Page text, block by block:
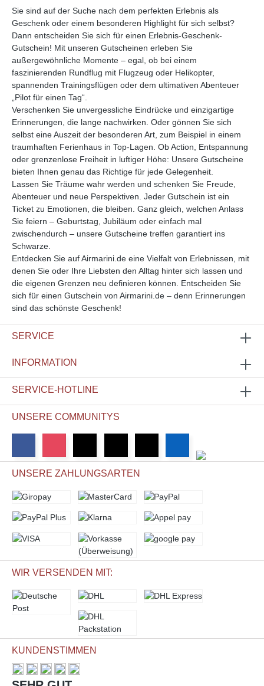
Sie sind auf der Suche nach dem perfekten Erlebnis als
Geschenk oder einem besonderen Highlight für sich selbst?
Dann entscheiden Sie sich für einen Erlebnis-Geschenk-
Gutschein! Mit unseren Gutscheinen erleben Sie
außergewöhnliche Momente – egal, ob bei einem
faszinierenden Rundflug mit Flugzeug oder Helikopter,
spannenden Trainingsflügen oder dem ultimativen Abenteuer
„Pilot für einen Tag“.
Verschenken Sie unvergessliche Eindrücke und einzigartige
Erinnerungen, die lange nachwirken. Oder gönnen Sie sich
selbst eine Auszeit der besonderen Art, zum Beispiel in einem
traumhaften Ferienhaus in Top-Lagen. Ob Action, Entspannung
oder grenzenlose Freiheit in luftiger Höhe: Unsere Gutscheine
bieten Ihnen genau das Richtige für jede Gelegenheit.
Lassen Sie Träume wahr werden und schenken Sie Freude,
Abenteuer und neue Perspektiven. Jeder Gutschein ist ein
Ticket zu Emotionen, die bleiben. Ganz gleich, welchen Anlass
Sie feiern – Geburtstag, Jubiläum oder einfach mal
zwischendurch – unsere Gutscheine treffen garantiert ins
Schwarze.
Entdecken Sie auf Airmarini.de eine Vielfalt von Erlebnissen, mit
denen Sie oder Ihre Liebsten den Alltag hinter sich lassen und
die eigenen Grenzen neu definieren können. Entscheiden Sie
sich für einen Gutschein von Airmarini.de – denn Erinnerungen
sind das schönste Geschenk!
SERVICE
INFORMATION
SERVICE-HOTLINE
UNSERE COMMUNITYS
UNSERE ZAHLUNGSARTEN
WIR VERSENDEN MIT:
KUNDENSTIMMEN